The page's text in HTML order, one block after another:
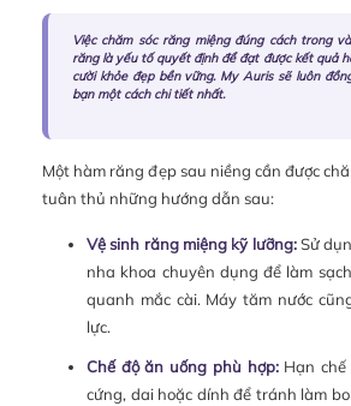
Việc chăm sóc răng miệng đúng cách trong
răng là yếu tố quyết định để đạt được kết quả
cười khỏe đẹp bền vững. My Auris sẽ luôn
bạn một cách chi tiết nhất.
Một hàm răng đẹp sau niềng cần được
tuân thủ những hướng dẫn sau:
Vệ sinh răng miệng kỹ lưỡng:Sử
nha khoa chuyên dụng để làm
quanh mắc cài. Máy tăm nước
lực.
Chế độ ăn uống phù hợp:Hạn chế
cứng, dai hoặc dính để tránh làm